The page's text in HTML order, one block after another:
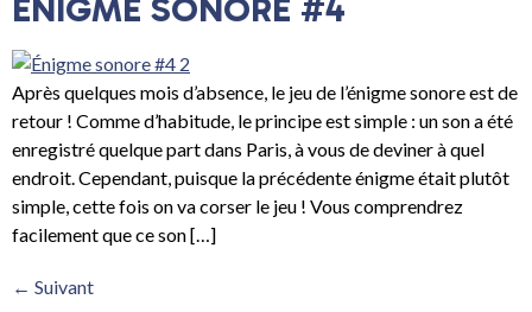
ÉNIGME SONORE #4
Après quelques mois d’absence, le jeu de l’énigme sonore est de
retour ! Comme d’habitude, le principe est simple : un son a été
enregistré quelque part dans Paris, à vous de deviner à quel
endroit. Cependant, puisque la précédente énigme était plutôt
simple, cette fois on va corser le jeu ! Vous comprendrez
facilement que ce son […]
← Suivant